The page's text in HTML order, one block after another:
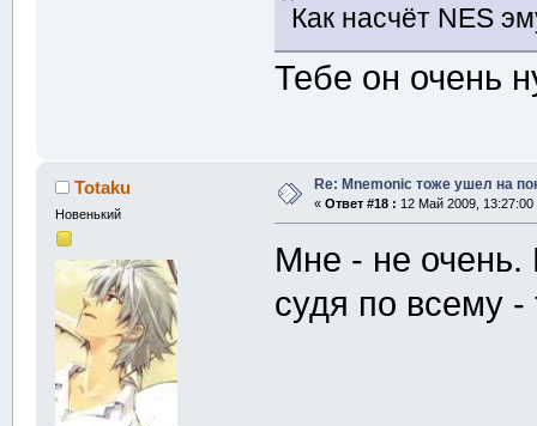
Как насчёт NES
Тебе он очень
Totaku
Новенький
Re: Mnemonic тоже ушел на
« Ответ #18 : 12 Май 2009, 13:27:00
Мне - не очень.
судя по всему -